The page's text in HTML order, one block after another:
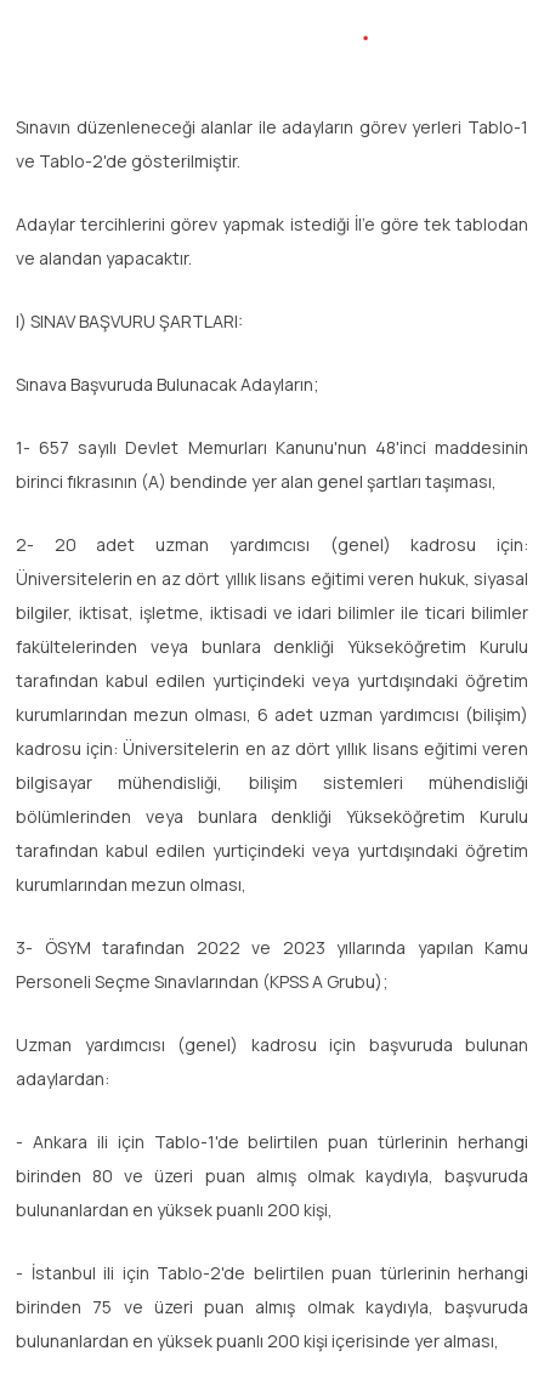
Sınavın düzenleneceği alanlar ile adayların görev yerleri Tablo-1
ve Tablo-2'de gösterilmiştir.
Adaylar tercihlerini görev yapmak istediği İl'e göre tek tablodan
ve alandan yapacaktır.
I) SINAV BAŞVURU ŞARTLARI:
Sınava Başvuruda Bulunacak Adayların;
1- 657 sayılı Devlet Memurları Kanunu'nun 48'inci maddesinin
birinci fıkrasının (A) bendinde yer alan genel şartları taşıması,
2- 20 adet uzman yardımcısı (genel) kadrosu için:
Üniversitelerin en az dört yıllık lisans eğitimi veren hukuk, siyasal
bilgiler, iktisat, işletme, iktisadi ve idari bilimler ile ticari bilimler
fakültelerinden veya bunlara denkliği Yükseköğretim Kurulu
tarafından kabul edilen yurtiçindeki veya yurtdışındaki öğretim
kurumlarından mezun olması, 6 adet uzman yardımcısı (bilişim)
kadrosu için: Üniversitelerin en az dört yıllık lisans eğitimi veren
bilgisayar mühendisliği, bilişim sistemleri mühendisliği
bölümlerinden veya bunlara denkliği Yükseköğretim Kurulu
tarafından kabul edilen yurtiçindeki veya yurtdışındaki öğretim
kurumlarından mezun olması,
3- ÖSYM tarafından 2022 ve 2023 yıllarında yapılan Kamu
Personeli Seçme Sınavlarından (KPSS A Grubu);
Uzman yardımcısı (genel) kadrosu için başvuruda bulunan
adaylardan:
- Ankara ili için Tablo-1'de belirtilen puan türlerinin herhangi
birinden 80 ve üzeri puan almış olmak kaydıyla, başvuruda
bulunanlardan en yüksek puanlı 200 kişi,
- İstanbul ili için Tablo-2'de belirtilen puan türlerinin herhangi
birinden 75 ve üzeri puan almış olmak kaydıyla, başvuruda
bulunanlardan en yüksek puanlı 200 kişi içerisinde yer alması,